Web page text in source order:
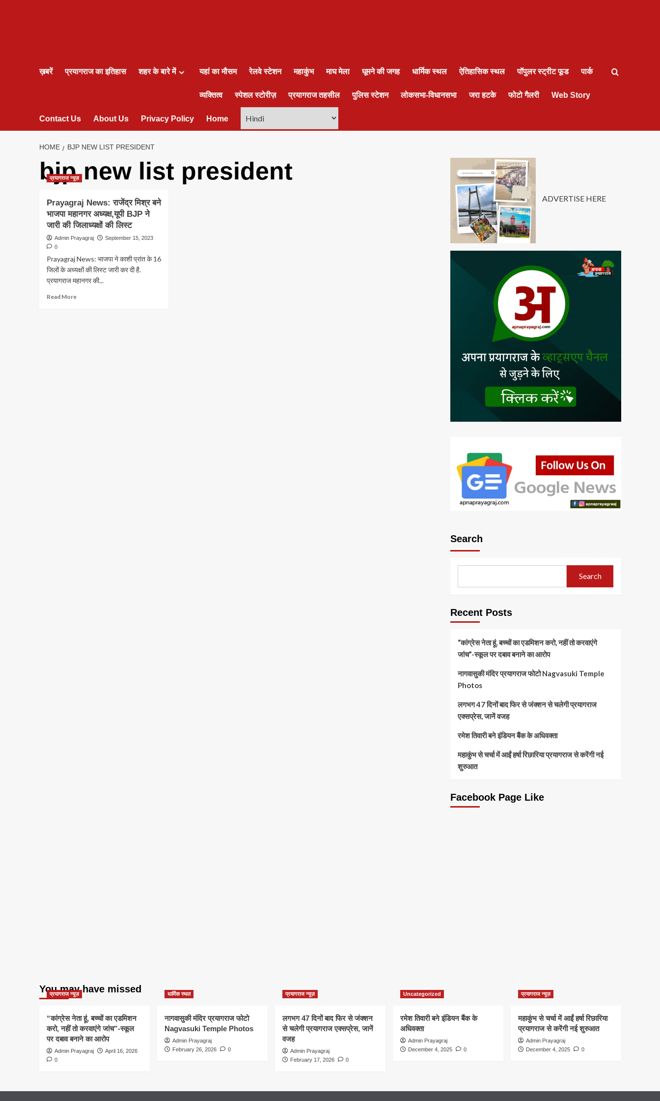
ख़बरें प्रयागराज का इतिहास शहर के बारे में यहां का मौसम रेलवे स्टेशन महाकुंभ माघ मेला घूमने की जगह धार्मिक स्थल ऐतिहासिक स्थल पॉपुलर स्ट्रीट फूड पार्क
व्यक्तित्व स्पेशल स्टोरीज़ प्रयागराज तहसील पुलिस स्टेशन लोकसभा-विधानसभा जरा हटके फोटो गैलरी Web Story
Contact Us About Us Privacy Policy Home
HOME BJP NEW LIST PRESIDENT
bjp new list president
प्रयागराज न्यूज़
Prayagraj News: राजेंद्र मिश्र बने
भाजपा महानगर अध्यक्ष,यूपी BJP ने
जारी की जिलाध्यक्षों की लिस्ट
Admin Prayagraj
September 15, 2023
0
Prayagraj News: भाजपा ने काशी प्रांत के 16
जिलों के अध्यक्षों की लिस्ट जारी कर दी है.
प्रयागराज महानगर की...
Read MoreRead
ADVERTISE HERE
Search
Search
Recent Posts
“कांग्रेस नेता हूं, बच्चों का एडमिशन करो, नहीं तो करवाएंगे
जांच”-स्कूल पर दबाव बनाने का आरोप
नागवासुकी मंदिर प्रयागराज फोटो Nagvasuki Temple
Photos
लगभग 47 दिनों बाद फिर से जंक्शन से चलेगी प्रयागराज
एक्सप्रेस, जानें वजह
रमेश तिवारी बने इंडियन बैंक के अधिवक्ता
महाकुंभ से चर्चा में आईं हर्षा रिछारिया प्रयागराज से करेंगी नई
शुरुआत
Facebook Page Like
You may have missed
प्रयागराज न्यूज़
“कांग्रेस नेता हूं, बच्चों का एडमिशन
करो, नहीं तो करवाएंगे जांच”-स्कूल
पर दबाव बनाने का आरोप
Admin Prayagraj
April 16, 2026
0
धार्मिक स्थल
नागवासुकी मंदिर प्रयागराज फोटो
Nagvasuki Temple Photos
Admin Prayagraj
February 26, 2026
0
प्रयागराज न्यूज़
लगभग 47 दिनों बाद फिर से जंक्शन
से चलेगी प्रयागराज एक्सप्रेस, जानें
वजह
Admin Prayagraj
February 17, 2026
0
Uncategorized
रमेश तिवारी बने इंडियन बैंक के
अधिवक्ता
Admin Prayagraj
December 4, 2025
0
प्रयागराज न्यूज़
महाकुंभ से चर्चा में आईं हर्षा रिछारिया
प्रयागराज से करेंगी नई शुरुआत
Admin Prayagraj
December 4, 2025
0